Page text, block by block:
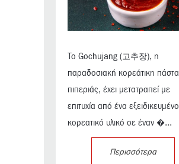
Το Gochujang (고추장), η
παραδοσιακή κορεάτικη πάστα
πιπεριάς, έχει μετατραπεί με
επιτυχία από ένα εξειδικευμένο
κορεατικό υλικό σε έναν �...
Περισσότερα